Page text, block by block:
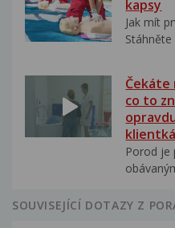
kapsy
Jak mít
Stáhněte
Čekáte
co to
Porod je
SOUVISEJÍCÍ DOTAZY Z